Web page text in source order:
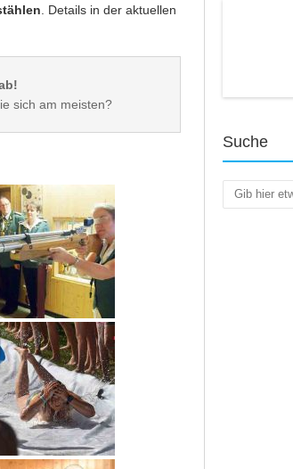
. Details in der aktuellen
Suche
Suchen